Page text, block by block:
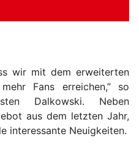
wir mit dem erweiterten
Fans erreichen,” so
Dalkowski. Neben
aus dem letzten Jahr,
interessante Neuigkeiten.